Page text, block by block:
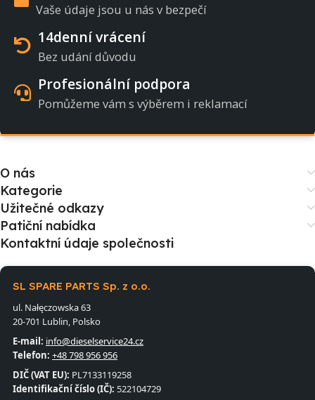
Vaše údaje jsou u nás v bezpečí
14denní vrácení
Bez udání důvodu
Profesionální podpora
Pomůžeme vám s výběrem i reklamací
O nás
Kategorie
Užitečné odkazy
Patiční nabídka
Kontaktní údaje společnosti
SL SPARE PARTS Sp. z o.o.
ul. Nałęczowska 63
20-701 Lublin, Polsko
E-mail: info@dieselservice24.cz
Telefon: +48 798 956 956
DIČ (VAT EU): PL7133119258
Identifikační číslo (IČ): 522104729